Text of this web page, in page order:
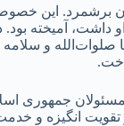
برشمرد. این
داشت، آمیخته
و
مسئولان جمهوری
انگیزه و